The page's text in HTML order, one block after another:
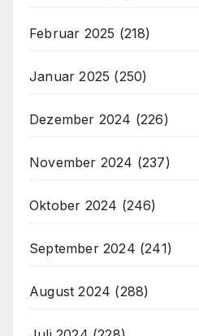
Februar 2025 (218)
Januar 2025 (250)
Dezember 2024 (226)
November 2024 (237)
Oktober 2024 (246)
September 2024 (241)
August 2024 (288)